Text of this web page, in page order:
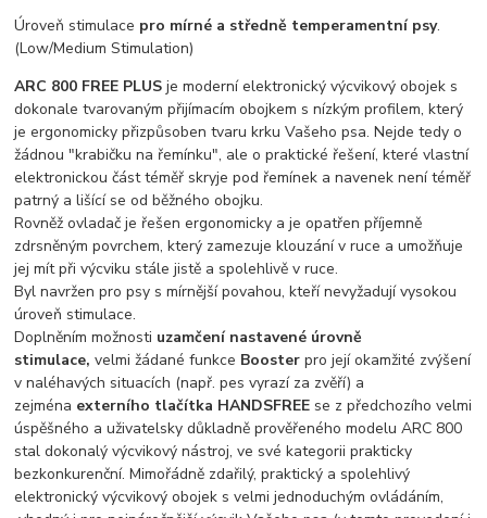
Úroveň stimulace pro mírné a středně temperamentní psy.
(Low/Medium Stimulation)
ARC 800 FREE PLUS je moderní elektronický výcvikový obojek s
dokonale tvarovaným přijímacím obojkem s nízkým profilem, který
je ergonomicky přizpůsoben tvaru krku Vašeho psa. Nejde tedy o
žádnou "krabičku na řemínku", ale o praktické řešení, které vlastní
elektronickou část téměř skryje pod řemínek a navenek není téměř
patrný a lišící se od běžného obojku.
Rovněž ovladač je řešen ergonomicky a je opatřen příjemně
zdrsněným povrchem, který zamezuje klouzání v ruce a umožňuje
jej mít při výcviku stále jistě a spolehlivě v ruce.
Byl navržen pro psy s mírnější povahou, kteří nevyžadují vysokou
úroveň stimulace.
Doplněním možnosti uzamčení nastavené úrovně
stimulace, velmi žádané funkce Booster pro její okamžité zvýšení
v naléhavých situacích (např. pes vyrazí za zvěří) a
zejména externího tlačítka HANDSFREE se z předchozího velmi
úspěšného a uživatelsky důkladně prověřeného modelu ARC 800
stal dokonalý výcvikový nástroj, ve své kategorii prakticky
bezkonkurenční. Mimořádně zdařilý, praktický a spolehlivý
elektronický výcvikový obojek s velmi jednoduchým ovládáním,